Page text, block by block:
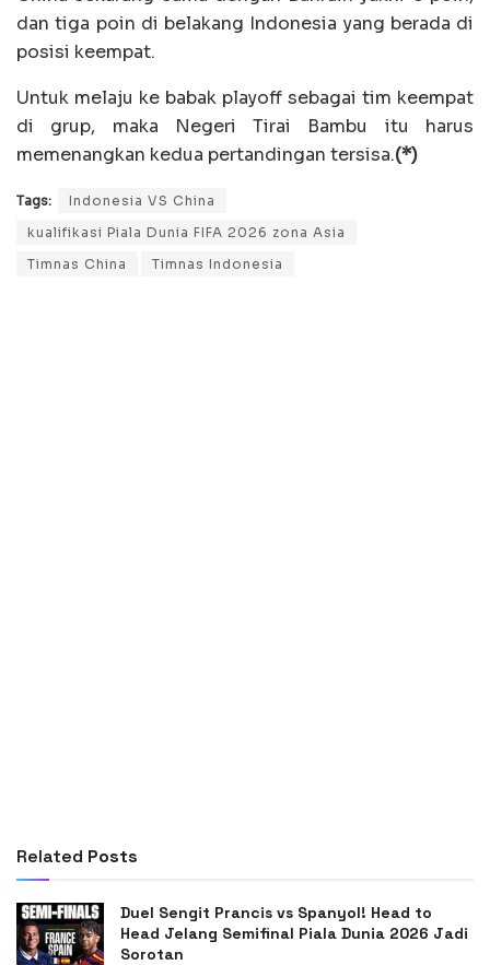
dan tiga poin di belakang Indonesia yang berada di
posisi keempat.
Untuk melaju ke babak playoff sebagai tim keempat
di grup, maka Negeri Tirai Bambu itu harus
memenangkan kedua pertandingan tersisa.(*)
Tags:
Indonesia VS China
kualifikasi Piala Dunia FIFA 2026 zona Asia
Timnas China
Timnas Indonesia
Related Posts
Duel Sengit Prancis vs Spanyol! Head to
Head Jelang Semifinal Piala Dunia 2026 Jadi
Sorotan